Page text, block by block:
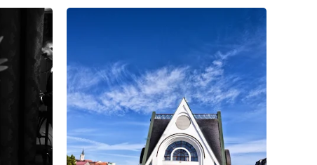
8 20 0